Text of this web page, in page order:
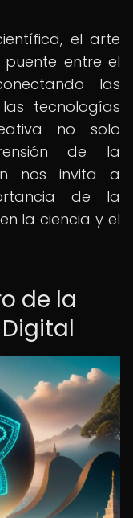
el arte
entre el
las
tecnologías
no solo
de la
nos invita a
de la
la ciencia y el
de la